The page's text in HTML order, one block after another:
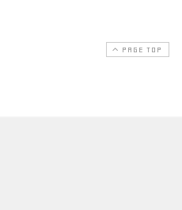
PAGE TOP